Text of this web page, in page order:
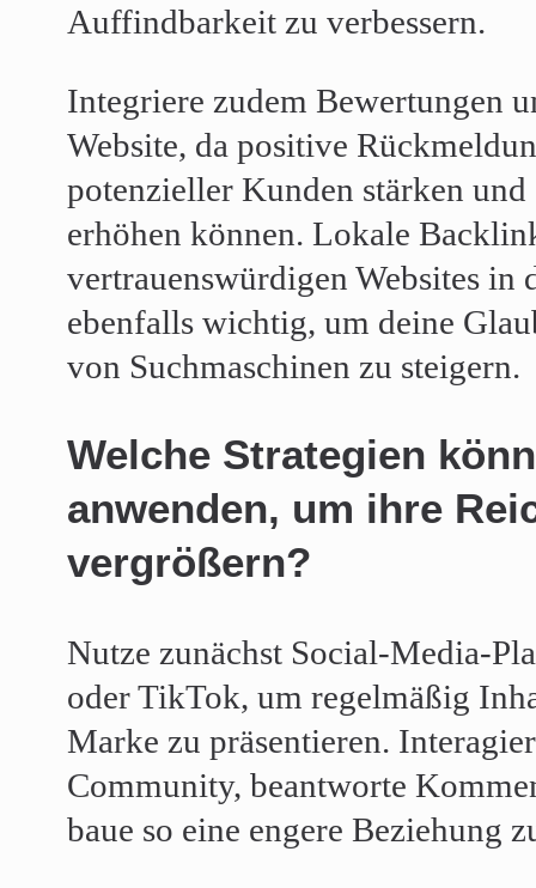
Auffindbarkeit zu verbessern.
Integriere zudem Bewertungen
Website, da positive
potenzieller Kunden stärken
erhöhen können. Lokale
vertrauenswürdigen Websites in
ebenfalls wichtig, um deine
von Suchmaschinen zu steigern.
Welche Strategien
anwenden, um ihre
vergrößern?
Nutze zunächst Social-Media-
oder TikTok, um regelmäßig
Marke zu präsentieren.
Community, beantworte
baue so eine engere Beziehung